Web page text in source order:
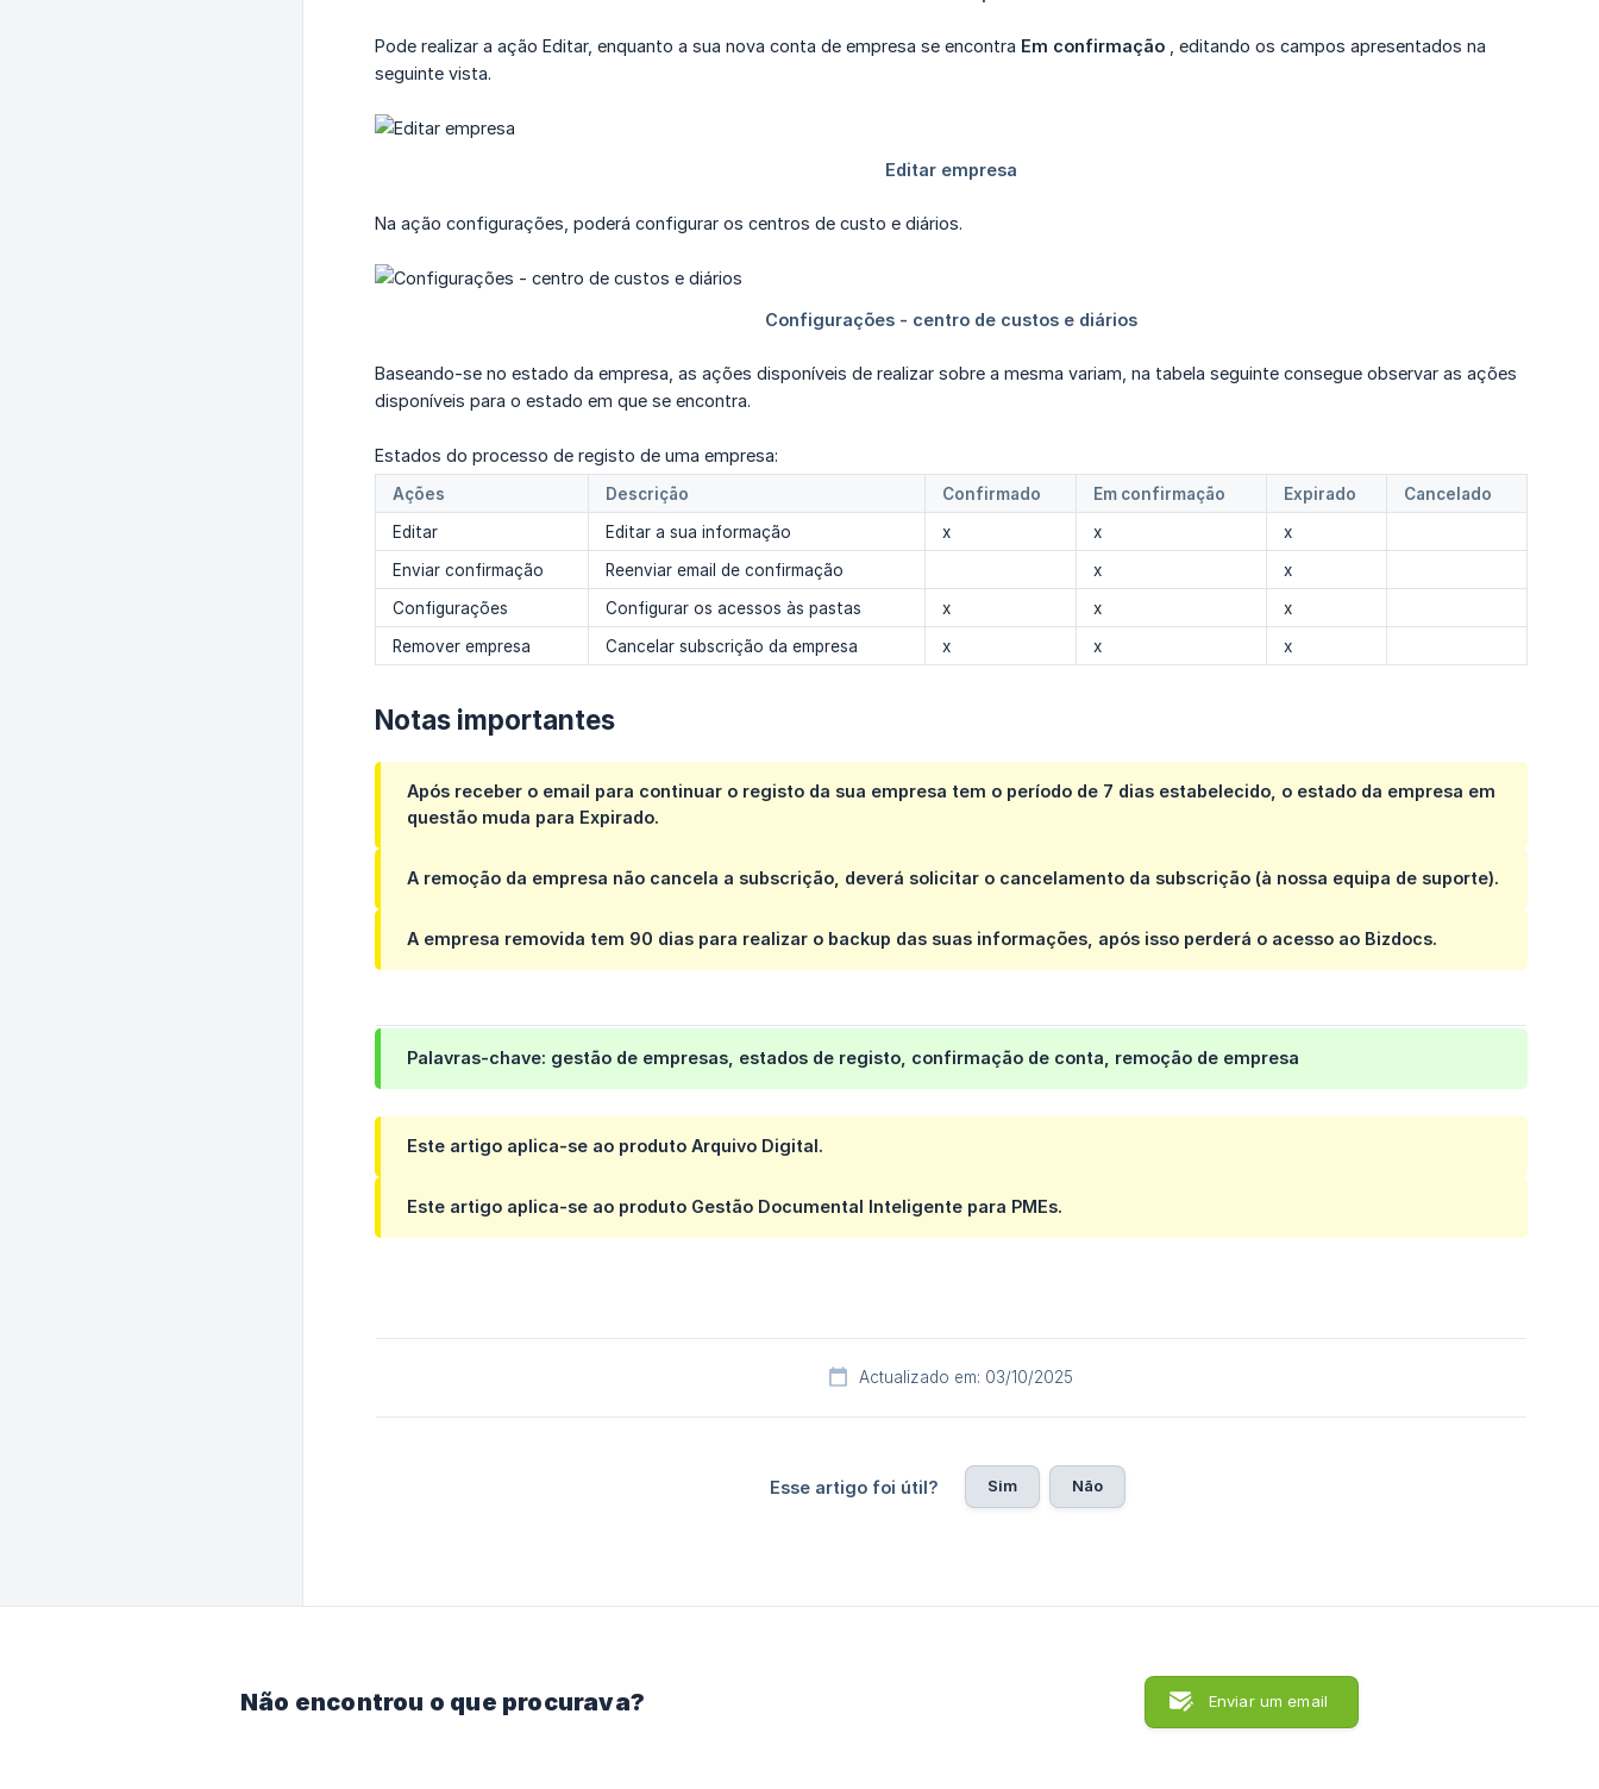
Pode realizar a ação Editar, enquanto a sua nova conta de empresa se encontra Em confirmação , editando os campos apresentados na
seguinte vista.
Na ação configurações, poderá configurar os centros de custo e diários.
Baseando-se no estado da empresa, as ações disponíveis de realizar sobre a mesma variam, na tabela seguinte consegue observar as ações
disponíveis para o estado em que se encontra.
Estados do processo de registo de uma empresa:
Ações Descrição Confirmado Em confirmação Expirado
Cancelado
Editar
Editar a sua informação x x
x
Enviar confirmação
Reenviar email de confirmação x
x
Configurações
Configurar os acessos às pastas x x
x
Remover empresa
Cancelar subscrição da empresa x x x
Notas importantes
Após receber o email para continuar o registo da sua empresa tem o período de 7 dias estabelecido, o estado da empresa em
questão muda para Expirado.
A remoção da empresa não cancela a subscrição, deverá solicitar o cancelamento da subscrição (à nossa equipa de suporte).
A empresa removida tem 90 dias para realizar o backup das suas informações, após isso perderá o acesso ao Bizdocs.
Palavras-chave: gestão de empresas, estados de registo, confirmação de conta, remoção de empresa
Este artigo aplica-se ao produto Arquivo Digital.
Este artigo aplica-se ao produto Gestão Documental Inteligente para PMEs.
Actualizado em: 03/10/2025
Esse artigo foi útil? Sim Não
Não encontrou o que procurava? Enviar um email